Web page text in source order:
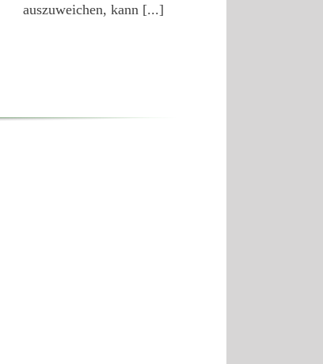
auszuweichen, kann [...]